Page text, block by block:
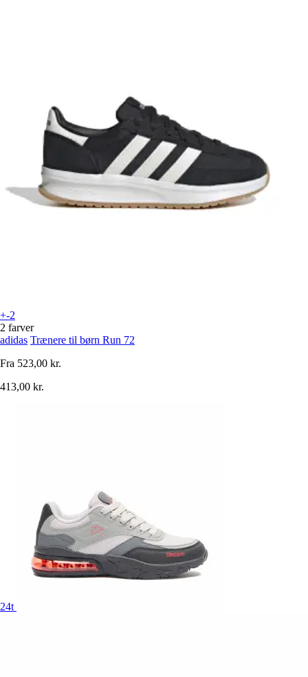
+-2
2 farver
adidas Trænere til børn Run 72
Fra 523,00 kr.
413,00 kr.
24t